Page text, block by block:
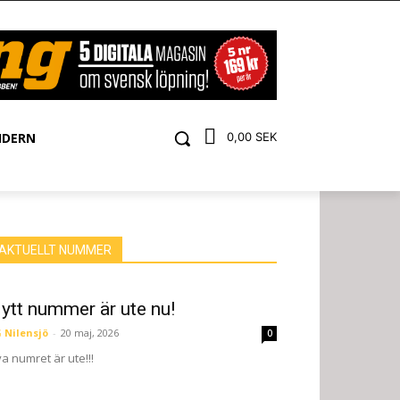
0,00 SEK
NUMMER
nummer är ute nu!
Nilensjö - 20 maj, 2026 0
numret är ute!!!